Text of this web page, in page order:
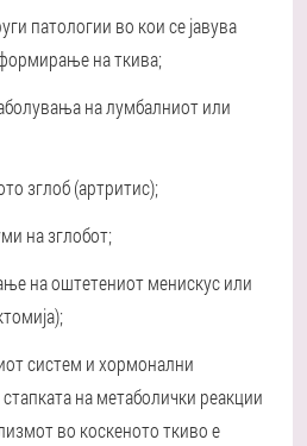
патологии во кои се јавува
на ткива;
на лумбалниот или
зглоб (артритис);
на зглобот;
на оштетениот менискус или
систем и хормонални
на метаболички реакции
во коскеното ткиво е